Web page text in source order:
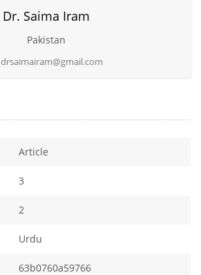
Dr. Saima Iram
Pakistan
drsaimairam@gmail.com
Article
3
2
Urdu
63b0760a59766